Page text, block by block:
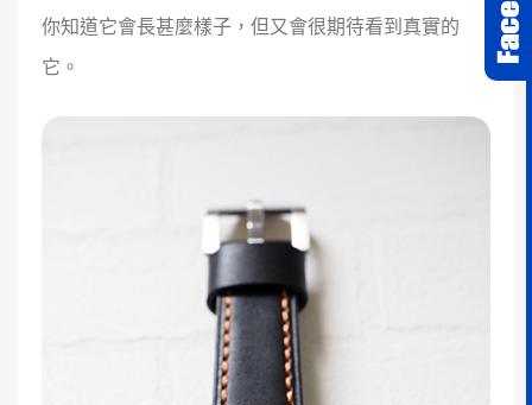
你知道它會長甚麼樣子，但又會很期待看到真實的
它。